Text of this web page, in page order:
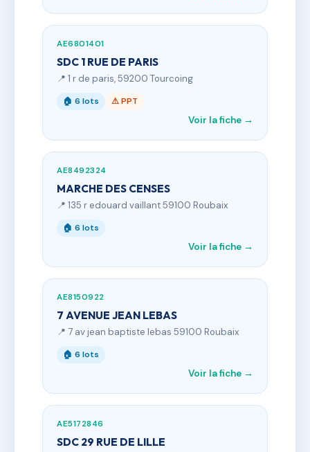
AE6801401
SDC 1 RUE DE PARIS
📍 1 r de paris, 59200 Tourcoing
🏠 6 lots ⚠ PPT
Voir la fiche →
AE8492324
MARCHE DES CENSES
📍 135 r edouard vaillant 59100 Roubaix
🏠 6 lots
Voir la fiche →
AE8150922
7 AVENUE JEAN LEBAS
📍 7 av jean baptiste lebas 59100 Roubaix
🏠 6 lots
Voir la fiche →
AE5172846
SDC 29 RUE DE LILLE